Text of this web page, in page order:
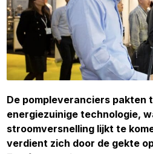
De pompleveranciers pakten
energiezuinige technologie,
stroomversnelling lijkt te
verdient zich door de gekte